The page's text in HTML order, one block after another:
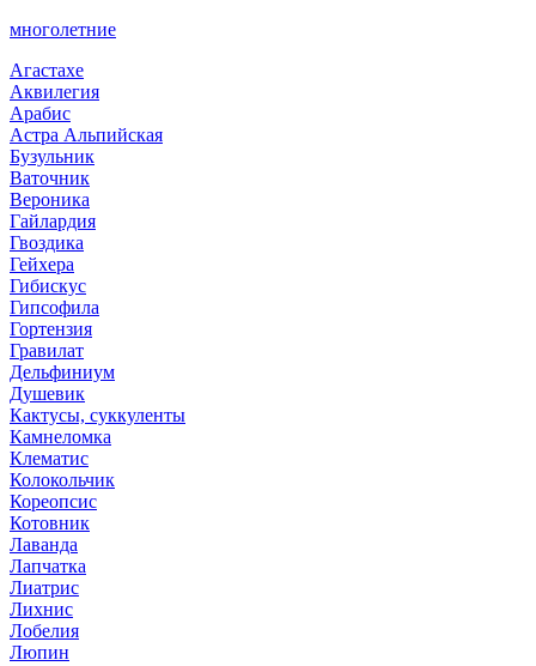
многолетние
Агастахе
Аквилегия
Арабис
Астра Альпийская
Бузульник
Ваточник
Вероника
Гайлардия
Гвоздика
Гейхера
Гибискус
Гипсофила
Гортензия
Гравилат
Дельфиниум
Душевик
Кактусы, суккуленты
Камнеломка
Клематис
Колокольчик
Кореопсис
Котовник
Лаванда
Лапчатка
Лиатрис
Лихнис
Лобелия
Люпин